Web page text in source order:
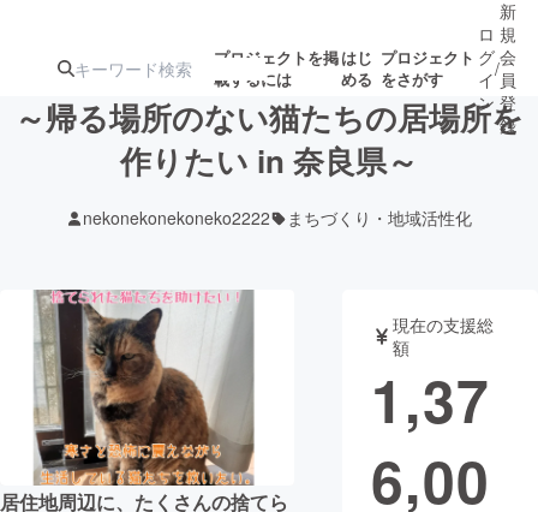
プロジェクトを掲
載するには
はじ
める
プロジェクト
をさがす
ターン
ジェクト
募集終了が近いプ
ロジェクト
もうすぐ公開
されます
アート・写真 音楽
テクノロジー・ガジェット ゲーム・サ
映像・映画
ロ
グ
イ
ン
/
新
規
会
員
登
録
～帰る場所のない猫たちの居場所を
作りたい in 奈良県～
nekonekonekoneko2222 まちづくり・地域活性化
居住地周辺に、たくさんの捨てら
現在の支援総
額
1,37
6,00